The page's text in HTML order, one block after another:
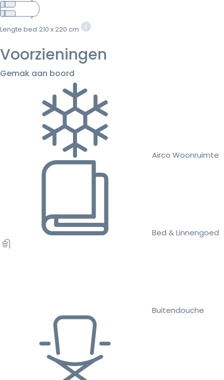
Lengte bed 210 x 220 cm
Voorzieningen
Gemak aan boord
Airco Woonruimte
Bed & Linnengoed
Buitendouche